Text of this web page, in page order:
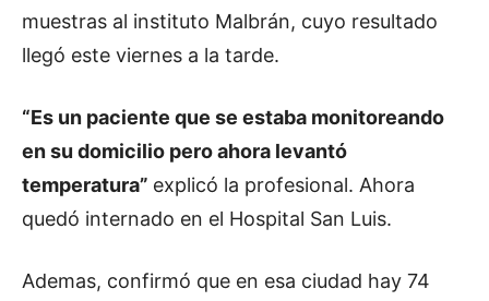
muestras al instituto Malbrán, cuyo resultado
llegó este viernes a la tarde.
“Es un paciente que se estaba monitoreando
en su domicilio pero ahora levantó
temperatura” explicó la profesional. Ahora
quedó internado en el Hospital San Luis.
Ademas, confirmó que en esa ciudad hay 74